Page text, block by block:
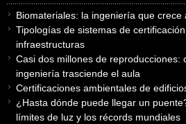
Biomateriales: la ingeniería que crece
Tipologías de sistemas de
infraestructuras
Casi dos millones de reproducciones:
ingeniería trasciende el aula
Certificaciones ambientales de
¿Hasta dónde puede llegar un
límites de luz y los récords mundiales